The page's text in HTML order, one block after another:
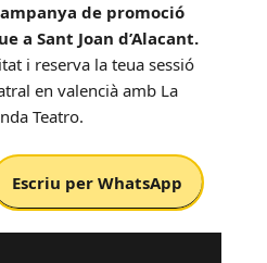
de promoció
a Sant Joan d’Alacant.
i reserva la teua sessió
en valencià amb La
Teatro.
Escriu per WhatsApp